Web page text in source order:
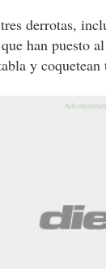
derrotas,
han puesto
y coquetean